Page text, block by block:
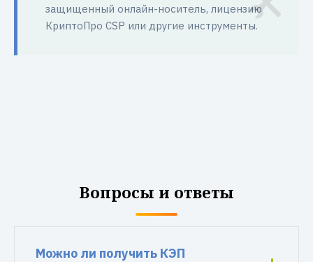
защищенный онлайн-носитель, лицензию
КриптоПро CSP или другие инструменты.
Вопросы и ответы
Можно ли получить КЭП